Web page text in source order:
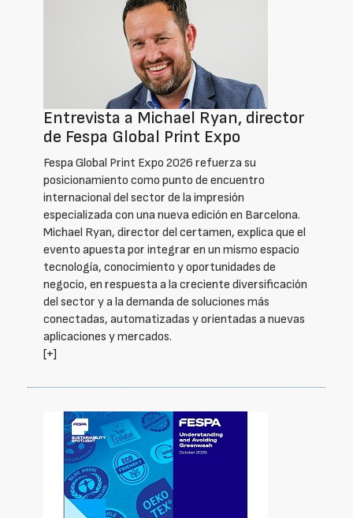
Entrevista a Michael Ryan, director
de Fespa Global Print Expo
Fespa Global Print Expo 2026 refuerza su
posicionamiento como punto de encuentro
internacional del sector de la impresión
especializada con una nueva edición en Barcelona.
Michael Ryan, director del certamen, explica que el
evento apuesta por integrar en un mismo espacio
tecnología, conocimiento y oportunidades de
negocio, en respuesta a la creciente diversificación
del sector y a la demanda de soluciones más
conectadas, automatizadas y orientadas a nuevas
aplicaciones y mercados.
[+]